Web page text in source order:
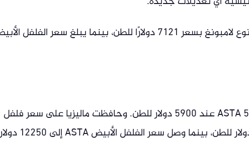
تعرض إندونيسيا الفلفل الأسود من نوع لامبونغ بسعر 7121 دولارًا للطن، بينما يبلغ سعر الفلفل
أبقت البرازيل سعر الفلفل الأسود ASTA 570 عند 5900 دولار للطن. وحافظت ماليزيا على سعر فلفل
كوتشينغ ASTA الأسود عند 9350 دولار للطن، بينما وصل سعر الفلفل الأبيض ASTA إلى 12250 دولار